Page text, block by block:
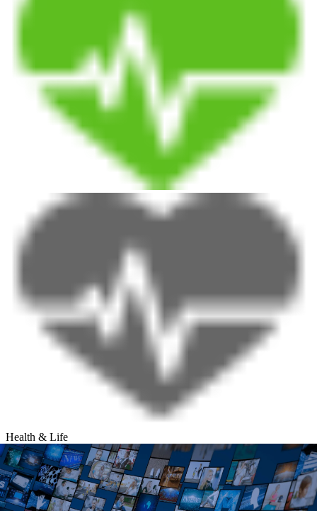
Health & Life